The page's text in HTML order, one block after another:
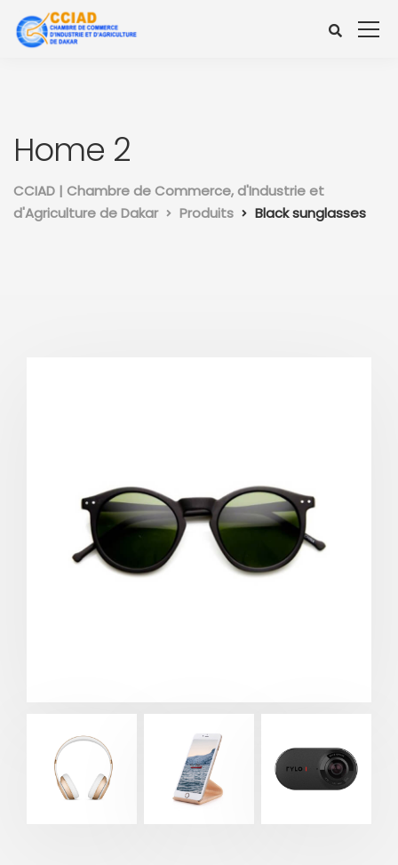
Home 2
CCIAD | Chambre de Commerce, d'Industrie et
d'Agriculture de Dakar
Produits Black sunglasses